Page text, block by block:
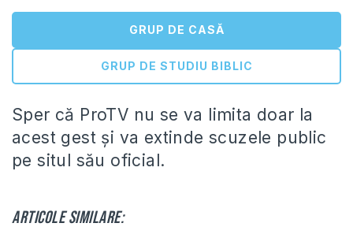
GRUP DE CASĂ
GRUP DE STUDIU BIBLIC
Sper că ProTV nu se va limita doar la
acest gest şi va extinde scuzele public
pe situl său oficial.
Articole similare: